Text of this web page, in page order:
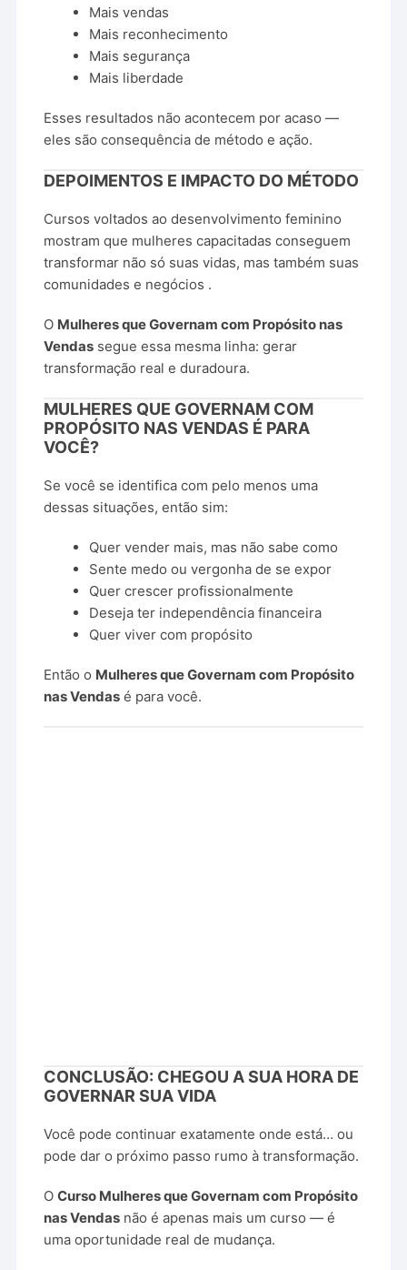
Maisvendas
Mais reconhecimento
Mais segurança
Mais liberdade
Esses resultados nãoacontecem poracaso —
eles sãoconsequênciade métodoeação.
DEPOIMENTOS E IMPACTO DO MÉTODO
Cursosvoltadosaodesenvolvimentofeminino
mostramque mulherescapacitadasconseguem
transformar não só suasvidas, mastambém suas
comunidadese negócios .
O MulheresqueGovernamcom Propósito nas
Vendas segueessa mesma linha:gerar
transformação realeduradoura.
MULHERES QUE GOVERNAM COM
PROPÓSITO NASVENDAS É PARA
VOCÊ?
Sevocê se identificacom pelo menos uma
dessas situações,então sim:
Quervender mais, mas não sabecomo
Sente medoouvergonhade seexpor
Quercrescer profissionalmente
Desejater independênciafinanceira
Quervivercom propósito
Entãoo MulheresqueGovernamcom Propósito
nasVendas é paravocê.
CONCLUSÃO: CHEGOU ASUA HORA DE
GOVERNARSUAVIDA
Você podecontinuarexatamenteondeestá…ou
podedaro próximo passo rumoàtransformação.
OCurso MulheresqueGovernamcom Propósito
nasVendas nãoéapenas mais umcurso —é
umaoportunidade realde mudança.